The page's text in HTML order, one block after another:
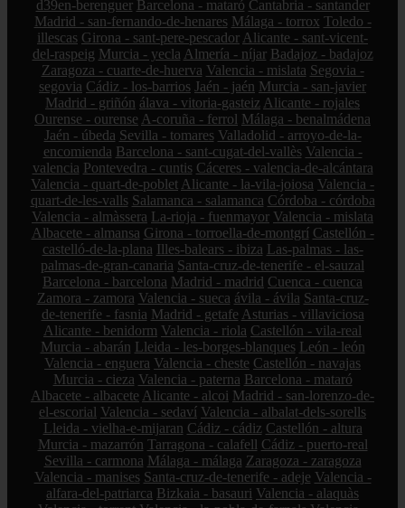
d39en-berenguer Barcelona - mataró Cantabria - santander
Madrid - san-fernando-de-henares Málaga - torrox Toledo -
illescas Girona - sant-pere-pescador Alicante - sant-vicent-
del-raspeig Murcia - yecla Almería - níjar Badajoz - badajoz
Zaragoza - cuarte-de-huerva Valencia - mislata Segovia -
segovia Cádiz - los-barrios Jaén - jaén Murcia - san-javier
Madrid - griñón álava - vitoria-gasteiz Alicante - rojales
Ourense - ourense A-coruña - ferrol Málaga - benalmádena
Jaén - úbeda Sevilla - tomares Valladolid - arroyo-de-la-
encomienda Barcelona - sant-cugat-del-vallès Valencia -
valencia Pontevedra - cuntis Cáceres - valencia-de-alcántara
Valencia - quart-de-poblet Alicante - la-vila-joiosa Valencia -
quart-de-les-valls Salamanca - salamanca Córdoba - córdoba
Valencia - almàssera La-rioja - fuenmayor Valencia - mislata
Albacete - almansa Girona - torroella-de-montgrí Castellón -
castelló-de-la-plana Illes-balears - ibiza Las-palmas - las-
palmas-de-gran-canaria Santa-cruz-de-tenerife - el-sauzal
Barcelona - barcelona Madrid - madrid Cuenca - cuenca
Zamora - zamora Valencia - sueca ávila - ávila Santa-cruz-
de-tenerife - fasnia Madrid - getafe Asturias - villaviciosa
Alicante - benidorm Valencia - riola Castellón - vila-real
Murcia - abarán Lleida - les-borges-blanques León - león
Valencia - enguera Valencia - cheste Castellón - navajas
Murcia - cieza Valencia - paterna Barcelona - mataró
Albacete - albacete Alicante - alcoi Madrid - san-lorenzo-de-
el-escorial Valencia - sedaví Valencia - albalat-dels-sorells
Lleida - vielha-e-mijaran Cádiz - cádiz Castellón - altura
Murcia - mazarrón Tarragona - calafell Cádiz - puerto-real
Sevilla - carmona Málaga - málaga Zaragoza - zaragoza
Valencia - manises Santa-cruz-de-tenerife - adeje Valencia -
alfara-del-patriarca Bizkaia - basauri Valencia - alaquàs